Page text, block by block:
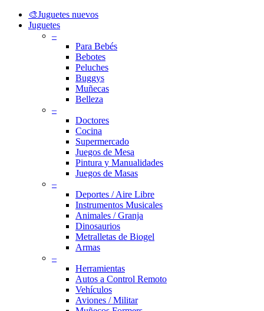
Close
Menu
🎨Juguetes nuevos
Juguetes
–
Para Bebés
Bebotes
Peluches
Buggys
Muñecas
Belleza
–
Doctores
Cocina
Supermercado
Juegos de Mesa
Pintura y Manualidades
Juegos de Masas
–
Deportes / Aire Libre
Instrumentos Musicales
Animales / Granja
Dinosaurios
Metralletas de Biogel
Armas
–
Herramientas
Autos a Control Remoto
Vehículos
Aviones / Militar